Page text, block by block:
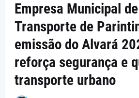
Empresa Municipal
Transporte de
emissão do Alvará
reforça segurança e
transporte urbano